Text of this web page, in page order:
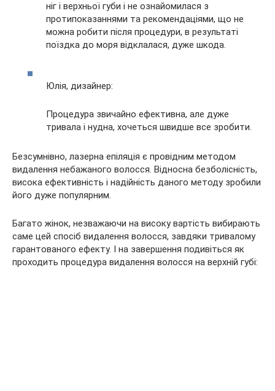
ніг і верхньої губи і не ознайомилася з
протипоказаннями та рекомендаціями, що не
можна робити після процедури, в результаті
поїздка до моря відклалася, дуже шкода.
Юлія, дизайнер:
Процедура звичайно ефективна, але дуже
тривала і нудна, хочеться швидше все зробити.
Безсумнівно, лазерна епіляція є провідним методом
видалення небажаного волосся. Відносна безболісність,
висока ефективність і надійність даного методу зробили
його дуже популярним.
Багато жінок, незважаючи на високу вартість вибирають
саме цей спосіб видалення волосся, завдяки тривалому
гарантованого ефекту. І на завершення подивіться як
проходить процедура видалення волосся на верхній губі: